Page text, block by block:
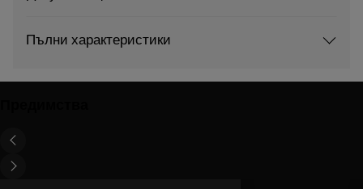
Пълни характеристики